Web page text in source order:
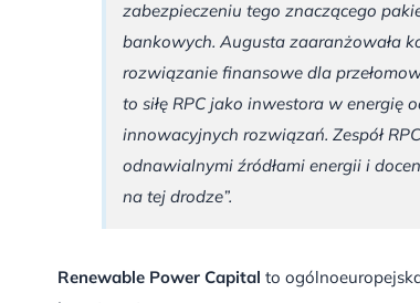
zabezpieczeniu tego znaczącego
bankowych. Augusta zaaranżowała
rozwiązanie finansowe dla
to siłę RPC jako inwestora w
innowacyjnych rozwiązań. Zespół
odnawialnymi źródłami energii i
na tej drodze”.
Renewable Power Capital to